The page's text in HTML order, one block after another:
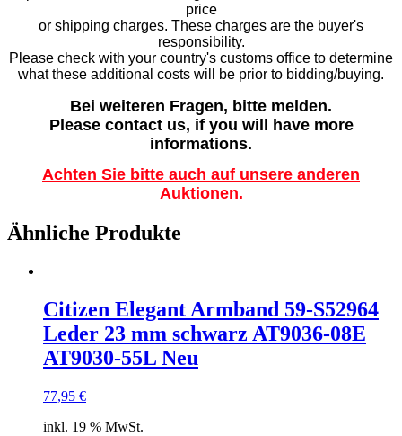
price
or shipping charges. These charges are the buyer's
responsibility.
Please check with your country's customs office to determine
what these additional costs will be prior to bidding/buying.
Bei weiteren Fragen, bitte melden.
Please contact us, if you will have more
informations.
Achten Sie bitte auch auf unsere anderen
Auktionen.
Ähnliche Produkte
Citizen Elegant Armband 59-S52964
Leder 23 mm schwarz AT9036-08E
AT9030-55L Neu
77,95 €
inkl. 19 % MwSt.